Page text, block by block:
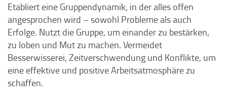
Etabliert eine Gruppendynamik, in der alles offen
angesprochen wird – sowohl Probleme als auch
Erfolge. Nutzt die Gruppe, um einander zu bestärken,
zu loben und Mut zu machen. Vermeidet
Besserwisserei, Zeitverschwendung und Konflikte, um
eine effektive und positive Arbeitsatmosphäre zu
schaffen.